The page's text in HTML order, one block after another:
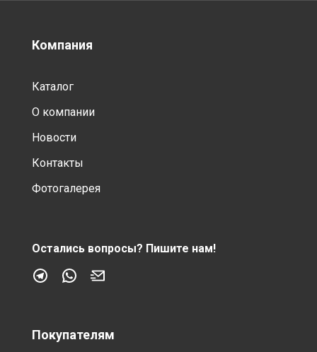
Компания
Каталог
О компании
Новости
Контакты
Фотогалерея
Остались вопросы? Пишите нам!
Покупателям